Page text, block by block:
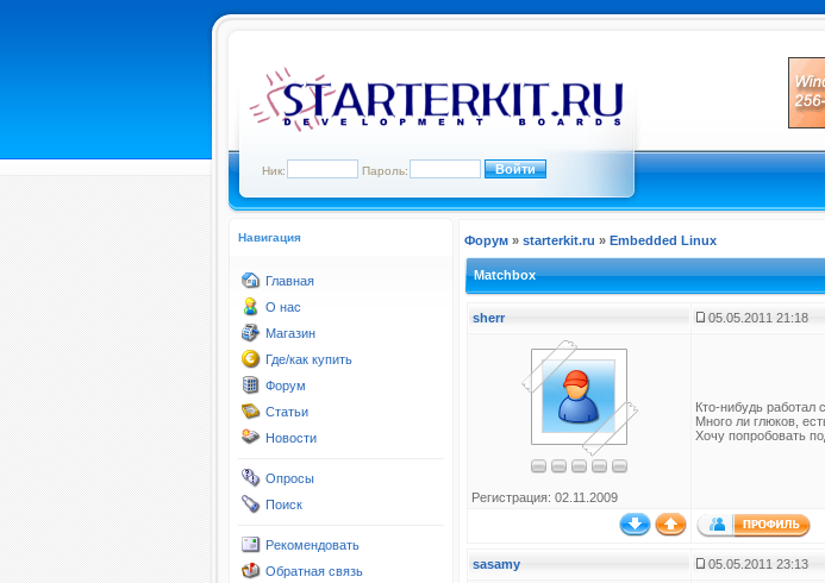
Ник: Пароль:
Навигация
Главная
О нас
Магазин
Где/как купить
Форум
Статьи
Новости
Опросы
Поиск
Рекомендовать
Обратная связь
Форум » starterkit.ru » Embedded Linux
Matchbox
sherr 05.05.2011 21:18
Регистрация: 02.11.2009
Кто-нибудь работал
Много ли глюков,
Хочу попробовать
sasamy 05.05.2011 23:13